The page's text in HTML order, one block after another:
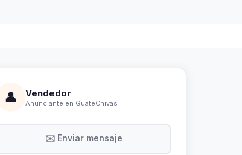
👤 Vendedor
Anunciante en GuateChivas
✉️ Enviar mensaje